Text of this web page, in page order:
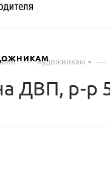
— Художникам —
ДВП, р-р